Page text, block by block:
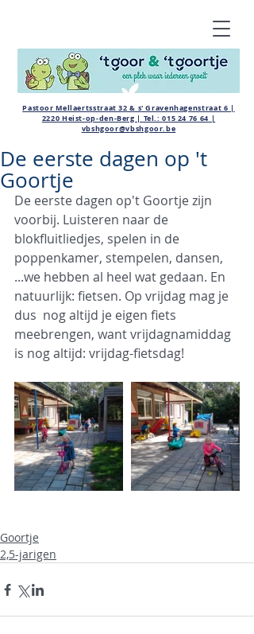
Pastoor Mellaertsstraat 32 & s' Gravenhagenstraat 6 |
2220 Heist-op-den-Berg | Tel.:015 24 76 64 |
vbshgoor@vbshgoor.be
De eerste dagen op 't
Goortje
De eerste dagen op't Goortje zijn
voorbij. Luisteren naar de
blokfluitliedjes, spelen in de
poppenkamer, stempelen, dansen,
...we hebben al heel wat gedaan. En
natuurlijk: fietsen. Op vrijdag mag je
dus  nog altijd je eigen fiets
meebrengen, want vrijdagnamiddag
is nog altijd: vrijdag-fietsdag!
Goortje
2,5-jarigen